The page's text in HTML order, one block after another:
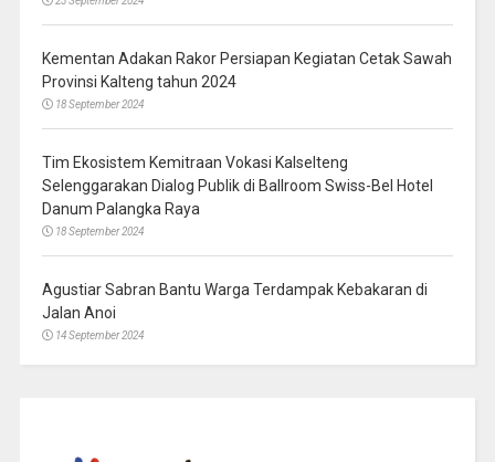
Kementan Adakan Rakor Persiapan Kegiatan Cetak Sawah
Provinsi Kalteng tahun 2024
18 September 2024
Tim Ekosistem Kemitraan Vokasi Kalselteng
Selenggarakan Dialog Publik di Ballroom Swiss-Bel Hotel
Danum Palangka Raya
18 September 2024
Agustiar Sabran Bantu Warga Terdampak Kebakaran di
Jalan Anoi
14 September 2024